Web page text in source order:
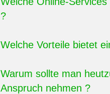
?
Welche Vorteile bietet
Warum sollte man
Anspruch nehmen ?